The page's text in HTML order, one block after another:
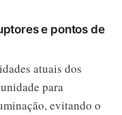
e pontos de
atuais dos
para
evitando o